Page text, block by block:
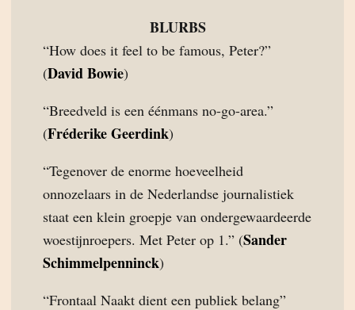
BLURBS
“How does it feel to be famous, Peter?”
(David Bowie)
“Breedveld is een éénmans no-go-area.”
(Fréderike Geerdink)
“Tegenover de enorme hoeveelheid
onnozelaars in de Nederlandse journalistiek
staat een klein groepje van ondergewaardeerde
woestijnroepers. Met Peter op 1.” (Sander
Schimmelpenninck)
“Frontaal Naakt dient een publiek belang”